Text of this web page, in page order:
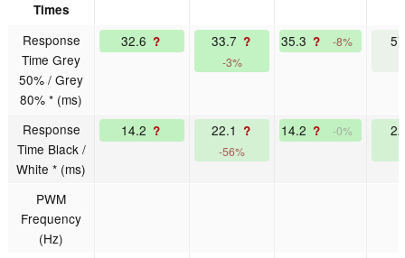
Times
Response
Time Grey
50% / Grey
80% * (ms)
32.6 ? 33.7 ?
-3%
35.3 ? -8%
Response
Time Black /
White * (ms)
14.2 ? 22.1 ?
-56%
14.2 ? -0%
PWM
Frequency
(Hz)